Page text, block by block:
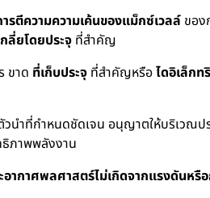
รตีความความเค้นของแม็กซ์เวลล์ ของ
ลี่ยโดยประจุ ที่สำคัญ
ขาด ที่เก็บประจุ ที่สำคัญหรือไดอิเล็ก
นำที่กำหนดชัดเจน อนุญาตให้บริเวณป
ภาพพลังงาน
ากาศพลศาสตร์ไม่เกิดจากแรงดันห